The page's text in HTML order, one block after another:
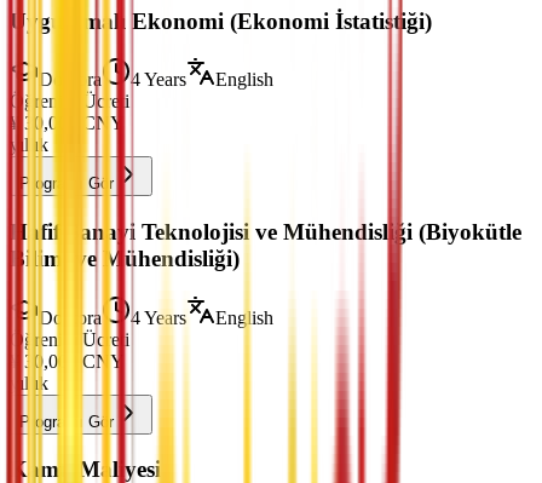
Uygulamalı Ekonomi (Ekonomi İstatistiği)
Doktora 4 Years
English
Öğrenim Ücreti
¥ 30,000
CNY
yıllık
Programı Gör
Hafif Sanayi Teknolojisi ve Mühendisliği (Biyokütle
Bilimi ve Mühendisliği)
Doktora 4 Years
English
Öğrenim Ücreti
30,000
CNY
yıllık
Programı Gör
Kamu Maliyesi